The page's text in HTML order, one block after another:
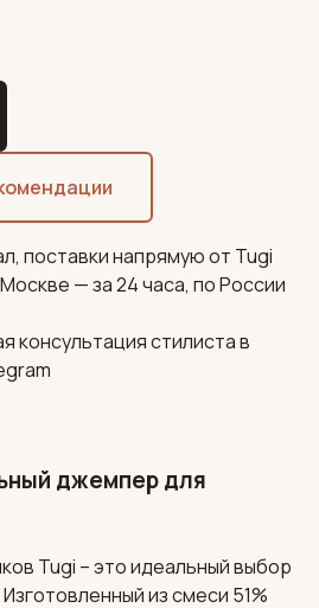
поставки напрямую от Tugi
— за 24 часа, по России
консультация стилиста в
джемпер для
Tugi – это идеальный выбор
из смеси 51%